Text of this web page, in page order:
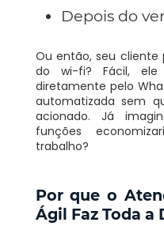
Depois do
Ou então, seu cliente
do wi-fi? Fácil,
diretamente pelo
automatizada sem
acionado. Já
funções
trabalho?
Por que o
Ágil Faz Toda a